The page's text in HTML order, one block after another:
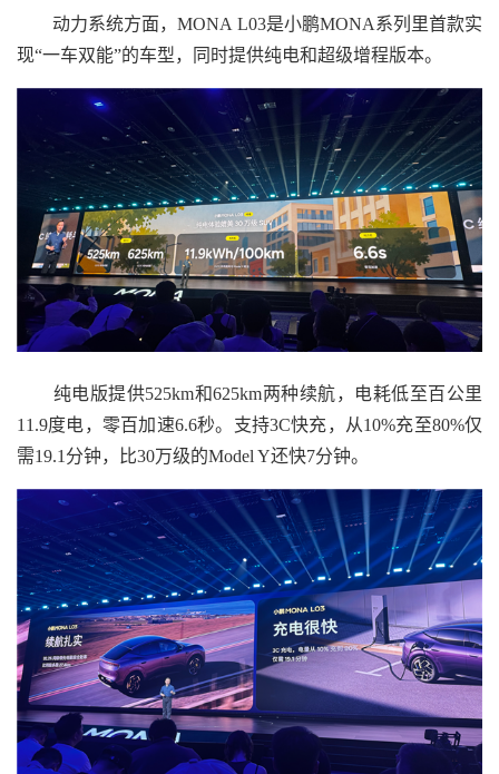
动力系统方面，MONA L03是小鹏MONA系列里首款实
现“一车双能”的车型，同时提供纯电和超级增程版本。
纯电版提供525km和625km两种续航，电耗低至百公里
11.9度电，零百加速6.6秒。支持3C快充，从10%充至80%仅
需19.1分钟，比30万级的Model Y还快7分钟。